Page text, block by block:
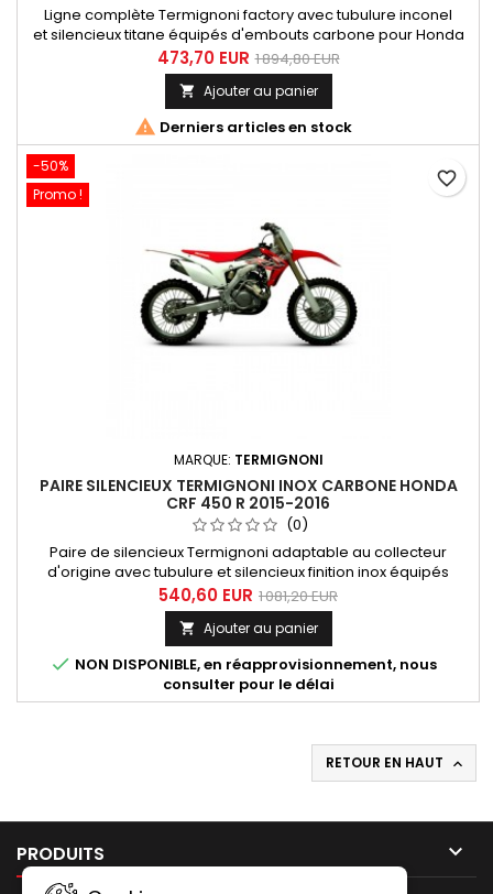
Ligne complète Termignoni factory avec tubulure inconel
et silencieux titane équipés d'embouts carbone pour Honda
CRF 250 R 2015-2016. Produit d'exception ! ce matériel a été
développé et fabriqué par le département "Reparto Corse"
service compétition de chez Termignoni.
473,70 EUR 1 894,80 EUR
 Ajouter au panier
 Derniers articles en stock
-50%
Promo !
MARQUE: TERMIGNONI
PAIRE SILENCIEUX TERMIGNONI INOX CARBONE HONDA
CRF 450 R 2015-2016
(0)
Paire de silencieux Termignoni adaptable au collecteur
d'origine avec tubulure et silencieux finition inox équipés
d'embouts en carbone pour Honda CRF 450 R 2015-2016.
540,60 EUR 1 081,20 EUR
 Ajouter au panier
 NON DISPONIBLE, en réapprovisionnement, nous
consulter pour le délai
favorite_border
RETOUR EN HAUT 
PRODUITS 